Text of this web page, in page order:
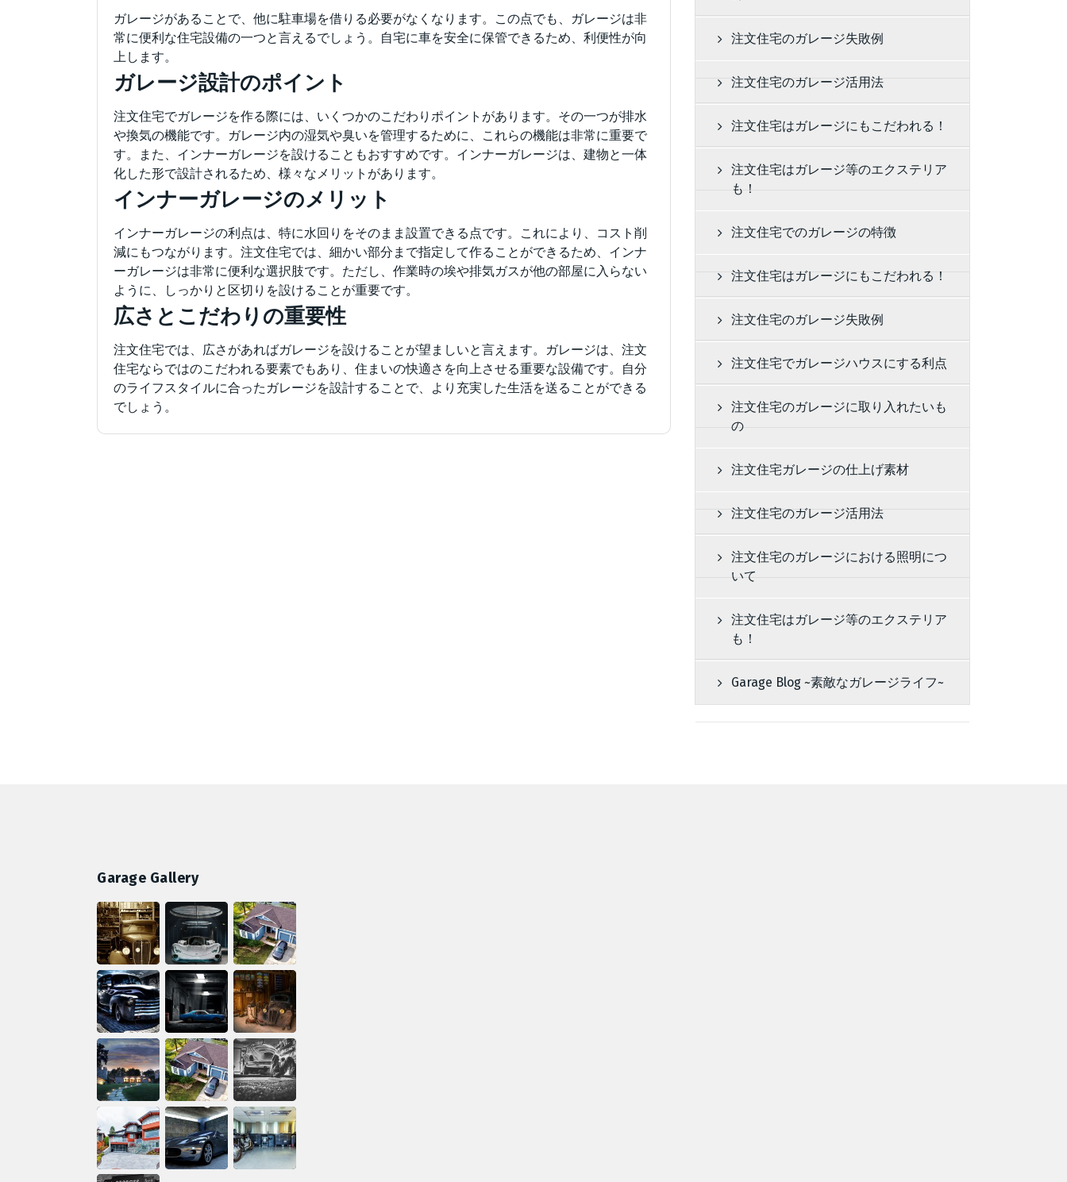
ガレージがあることで、他に駐車場を借りる必要がなくなります。この点でも、ガレージは非
常に便利な住宅設備の一つと言えるでしょう。自宅に車を安全に保管できるため、利便性が向
上します。
ガレージ設計のポイント
注文住宅でガレージを作る際には、いくつかのこだわりポイントがあります。その一つが排水
や換気の機能です。ガレージ内の湿気や臭いを管理するために、これらの機能は非常に重要で
す。また、インナーガレージを設けることもおすすめです。インナーガレージは、建物と一体
化した形で設計されるため、様々なメリットがあります。
インナーガレージのメリット
インナーガレージの利点は、特に水回りをそのまま設置できる点です。これにより、コスト削
減にもつながります。注文住宅では、細かい部分まで指定して作ることができるため、インナ
ーガレージは非常に便利な選択肢です。ただし、作業時の埃や排気ガスが他の部屋に入らない
ように、しっかりと区切りを設けることが重要です。
広さとこだわりの重要性
注文住宅では、広さがあればガレージを設けることが望ましいと言えます。ガレージは、注文
住宅ならではのこだわれる要素でもあり、住まいの快適さを向上させる重要な設備です。自分
のライフスタイルに合ったガレージを設計することで、より充実した生活を送ることができる
でしょう。
注文住宅のガレージ失敗例
注文住宅のガレージ活用法
注文住宅はガレージにもこだわれる！
注文住宅はガレージ等のエクステリア
も！
注文住宅でのガレージの特徴
注文住宅はガレージにもこだわれる！
注文住宅のガレージ失敗例
注文住宅でガレージハウスにする利点
注文住宅のガレージに取り入れたいも
の
注文住宅ガレージの仕上げ素材
注文住宅のガレージ活用法
注文住宅のガレージにおける照明につ
いて
注文住宅はガレージ等のエクステリア
も！
Garage Blog ~素敵なガレージライフ~
Garage Gallery